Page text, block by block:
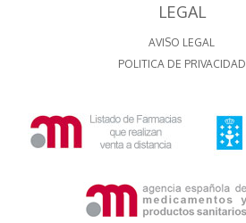
LEGAL
AVISO LEGAL
POLITICA DE PRIVACIDAD